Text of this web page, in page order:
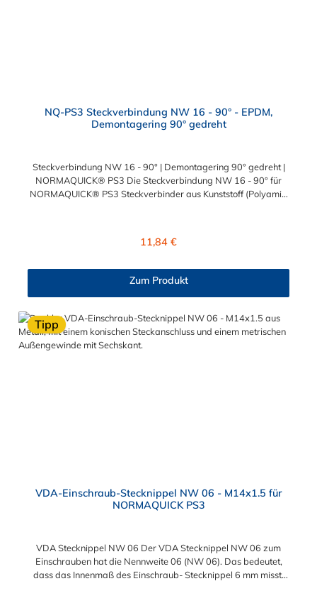
NQ-PS3 Steckverbindung NW 16 - 90° - EPDM,
Demontagering 90° gedreht
Steckverbindung NW 16 - 90° | Demontagering 90° gedreht |
NORMAQUICK® PS3 Die Steckverbindung NW 16 - 90° für
NORMAQUICK® PS3 Steckverbinder aus Kunststoff (Polyamid
beim Einsatz bei verschiedenen Ladeluftsystemen.
maximalBerstdruck: 20 bar
Regulärer Preis:
11,84 €
Zum Produkt
Tipp
VDA-Einschraub-Stecknippel NW 06 - M14x1.5 für
NORMAQUICK PS3
VDA Stecknippel NW 06 Der VDA Stecknippel NW 06 zum
Einschrauben hat die Nennweite 06 (NW 06). Das bedeutet,
dass das Innenmaß des Einschraub- Stecknippel 6 mm misst.